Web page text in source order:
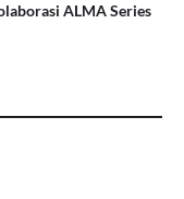
ALMA Series